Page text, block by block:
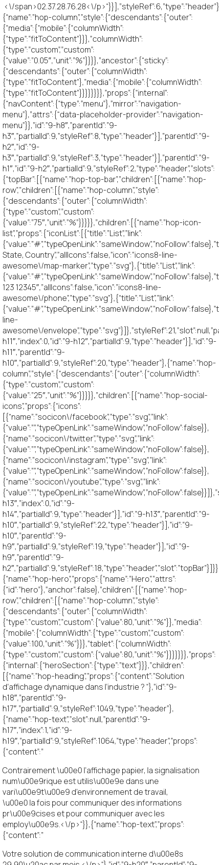
<\/span>02.37.28.76.28<\/
{“name”:”hop-column”,”style”:{“descendants”:{“outer”:
{“media”:{“mobile”:{“columnWidth”:
{“type”:”fitToContent”}}},”columnWidth”:
{“type”:”custom”,”custom”:
{“value”:”0.05″,”unit”:”%”}}}},”ancestor”:{“sticky”:
{“descendants”:{“outer”:{“columnWidth”:
{“type”:”fitToContent”},”media”:{“mobile”:{“columnWidth”:
{“type”:”fitToContent”}}}}}}}},”props”:{“internal”:
{“navContent”:{“type”:”menu”},”mirror”:”navigation-
menu”},”attrs”:{“data-placeholder-provider”:”navigation-
menu”}},”id”:”9-h8″,”parentId”:”9-
h3″,”partialId”:9,”styleRef”:8,”type”:”header”}],”parentId”:”9-
h2″,”id”:”9-
h3″,”partialId”:9,”styleRef”:3,”type”:”header”}],”parentId”:”9-
h1″,”id”:”9-h2″,”partialId”:9,”styleRef”:2,”type”:”header”,”slots”:
{“topBar”:[{“name”:”hop-top-bar”,”children”:[{“name”:”hop-
row”,”children”:[{“name”:”hop-column”,”style”:
{“descendants”:{“outer”:{“columnWidth”:
{“type”:”custom”,”custom”:
{“value”:”75″,”unit”:”%”}}}}},”children”:[{“name”:”hop-icon-
list”,”props”:{“iconList”:[{“title”:”List”,”link”:
State, Country”,”allIcons”:false,”icon”:”icons8-line-
awesome\/map-marker”,”type”:”svg”},{“title”:”List”,”link”:
123 12345″,”allIcons”:false,”icon”:”icons8-line-
awesome\/phone”,”type”:”svg”},{“title”:”List”,”link”:
line-
awesome\/
h11″,”index”:0,”id”:”9-h12″,”partialId”:9,”type”:”header”}],”id”:”9-
h11″,”parentId”:”9-
h10″,”partialId”:9,”styleRef”:20,”type”:”header”},{“name”:”hop-
column”,”style”:{“descendants”:{“outer”:{“columnWidth”:
{“type”:”custom”,”custom”:
{“value”:”25″,”unit”:”%”}}}}},”children”:[{“name”:”hop-social-
icons”,”props”:{“icons”:
[{“name”:”socicon\/facebook”,”type”:”svg”,”link”:
{“value”:””,”typeOpenLink”:”sameWindow”,”noFollow”:false}},
{“name”:”socicon\/twitter”,”type”:”svg”,”link”:
{“value”:””,”typeOpenLink”:”sameWindow”,”noFollow”:false}},
{“name”:”socicon\/instagram”,”type”:”svg”,”link”:
{“value”:””,”typeOpenLink”:”sameWindow”,”noFollow”:false}},
{“name”:”socicon\/youtube”,”type”:”svg”,”link”:
h13″,”index”:0,”id”:”9-
h14″,”partialId”:9,”type”:”header”}],”id”:”9-h13″,”parentId”:”9-
h10″,”partialId”:9,”styleRef”:22,”type”:”header”}],”id”:”9-
h10″,”parentId”:”9-
h9″,”partialId”:9,”styleRef”:19,”type”:”header”}],”id”:”9-
h9″,”parentId”:”9-
{“name”:”hop-hero”,”props”:{“name”:”Hero”,”attrs”:
{“id”:”hero”},”anchor”:false},”children”:[{“name”:”hop-
row”,”children”:[{“name”:”hop-column”,”style”:
{“descendants”:{“outer”:{“columnWidth”:
{“type”:”custom”,”custom”:{“value”:80,”unit”:”%”}},”media”:
{“mobile”:{“columnWidth”:{“type”:”custom”,”custom”:
{“value”:100,”unit”:”%”}}},”tablet”:{“columnWidth”:
{“type”:”custom”,”custom”:{“value”:80,”unit”:”%”}}}}}}},”props”:
{“internal”:{“heroSection”:{“type”:”text”}}},”children”:
[{“name”:”hop-heading”,”props”:{“content”:”Solution
d’affichage dynamique dans l’industrie ? “},”id”:”9-
h18″,”parentId”:”9-
h17″,”partialId”:9,”styleRef”:1049,”type”:”header”},
{“name”:”hop-text”,”slot”:null,”parentId”:”9-
h17″,”index”:1,”id”:”9-
h19″,”partialId”:9,”styleRef”:1064,”type”:”header”,”props”:
{“content”:”
Contrairement \u00e0 l’affichage papier, la signalisation
num\u00e9rique est utilis\u00e9e dans une
vari\u00e9t\u00e9 d’environnement de travail,
\u00e0 la fois pour communiquer des informations
pr\u00e9cises et pour communiquer avec les
employ\u00e9s.<\/p>“}},{“name”:”hop-text”,”props”:
{“content”:”
Votre solution de communication interne d\u00e8s